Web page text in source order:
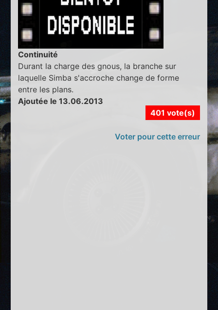
Continuité
Durant la charge des gnous, la branche sur
laquelle Simba s'accroche change de forme
entre les plans.
Ajoutée le 13.06.2013
401 vote(s)
Voter pour cette erreur